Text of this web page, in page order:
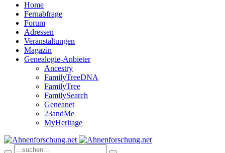
Home
Fernabfrage
Forum
Adressen
Veranstaltungen
Magazin
Genealogie-Anbieter
Ancestry
FamilyTreeDNA
FamilyTree
FamilySearch
Geneanet
23andMe
MyHeritage